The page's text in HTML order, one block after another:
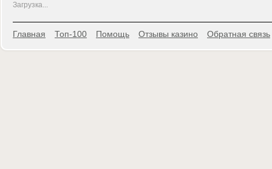
Загрузка...
Главная Топ-100 Помощь Отзывы казино Обратная связь